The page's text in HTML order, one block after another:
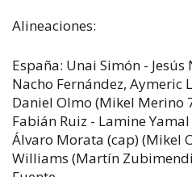
Alineaciones:
España: Unai Simón - Jesús
Nacho Fernández, Aymeric
Daniel Olmo (Mikel Merino
Fabián Ruiz - Lamine
Álvaro Morata (cap) (Mikel
Williams (Martín